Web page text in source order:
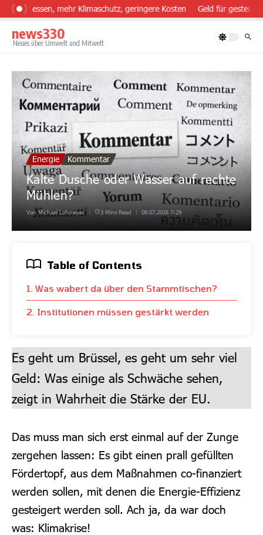
Zum Inhalt springen
essen, mehr Klimaschutz, geringere Kosten Geld für
news330
Neues über Umwelt und Mitwelt
Energie Kommentar
Kalte Dusche oder Wasser auf rechte
Mühlen?
VonMichael Lohmeyer 3 Mins Read 08.07.2026 7:29
Table of Contents
1. Was wabert da über den Stammtischen?
2. Institutionen müssen gestärkt werden
Es geht um Brüssel, es geht um sehr viel
Geld: Was einige als Schwäche sehen,
zeigt in Wahrheit die Stärke der EU.
Das muss man sich erst einmal auf der Zunge
zergehen lassen: Es gibt einen prall gefüllten
Fördertopf, aus dem Maßnahmen co-finanziert
werden sollen, mit denen die Energie-Effizienz
gesteigert werden soll. Ach ja, da war doch
was: Klimakrise!